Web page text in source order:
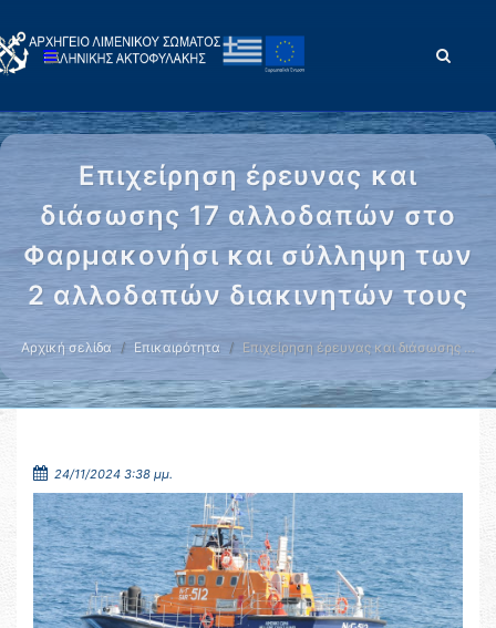
Επιχείρηση έρευνας και
διάσωσης 17 αλλοδαπών στο
Φαρμακονήσι και σύλληψη των
2 αλλοδαπών διακινητών τους
Αρχική σελίδα Επικαιρότητα Επιχείρηση έρευνας και διάσωσης …
24/11/2024 3:38 μμ.